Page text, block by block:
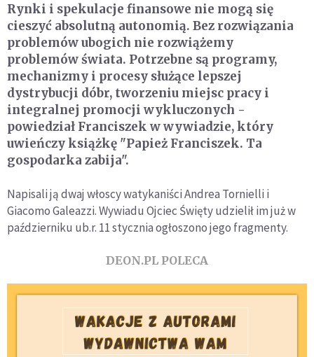
Rynki i spekulacje finansowe nie mogą się
cieszyć absolutną autonomią. Bez rozwiązania
problemów ubogich nie rozwiążemy
problemów świata. Potrzebne są programy,
mechanizmy i procesy służące lepszej
dystrybucji dóbr, tworzeniu miejsc pracy i
integralnej promocji wykluczonych -
powiedział Franciszek w wywiadzie, który
uwieńczy książkę "Papież Franciszek. Ta
gospodarka zabija".
Napisali ją dwaj włoscy watykaniści Andrea Tornielli i
Giacomo Galeazzi. Wywiadu Ojciec Święty udzielił im już w
październiku ub.r. 11 stycznia ogłoszono jego fragmenty.
DEON.PL POLECA